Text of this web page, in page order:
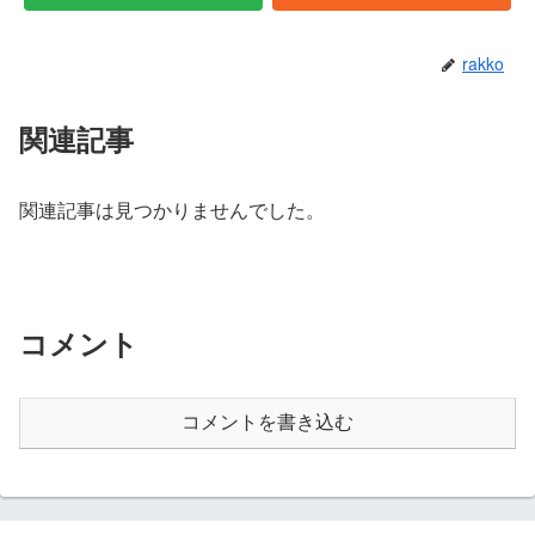
rakko
関連記事
関連記事は見つかりませんでした。
コメント
コメントを書き込む